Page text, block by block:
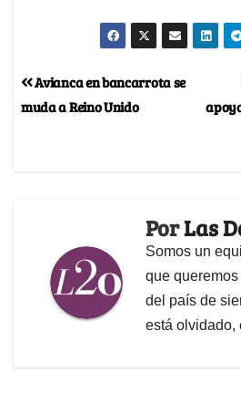
Avianca en bancarrota se
muda a Reino Unido
PorLas
Somos un
que
del país de
está olvidado,